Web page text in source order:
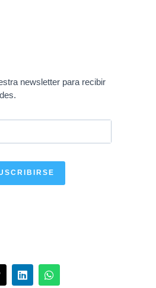
newsletter para recibir
L
i
W
h